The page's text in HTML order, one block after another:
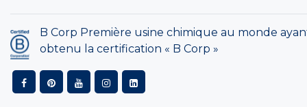
B Corp Première usine chimique au monde
obtenu la certification « B Corp »